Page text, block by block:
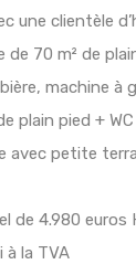
une clientèle
de 70 m² de
machine à
plain pied +
avec petite
de 4.980 euros
à la TVA